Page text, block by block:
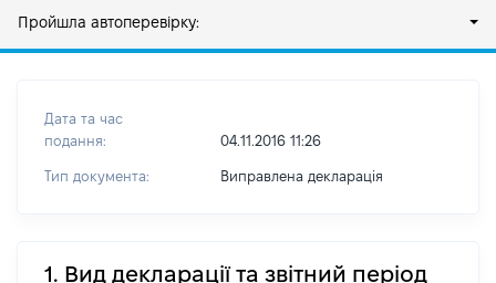
Пройшла автоперевірку:
Дата та час
подання:
04.11.2016 11:26
Тип документа: Виправлена декларація
1. Вид декларації та звітний період